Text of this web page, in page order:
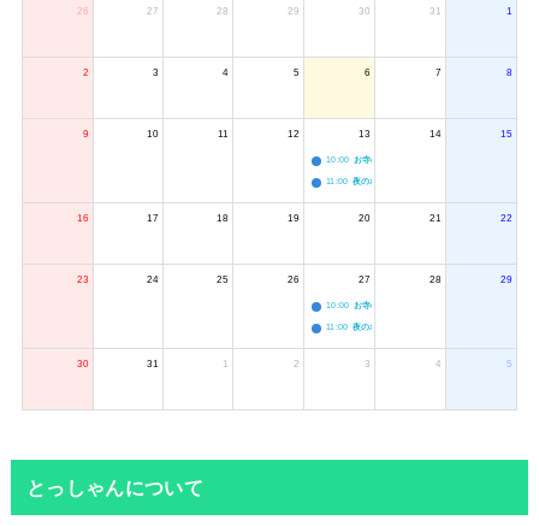
26 27 28 29 30 31 1
2 3 4 5 6 7 8
9 10 11 12 13
10:00 お寺のジャグリング教室
11:00 夜のボードゲーム会
14 15
16 17 18 19 20 21 22
23 24 25 26 27
10:00 お寺のジャグリング教室
11:00 夜のボードゲーム会
28 29
30 31 1 2 3 4 5
とっしゃんについて